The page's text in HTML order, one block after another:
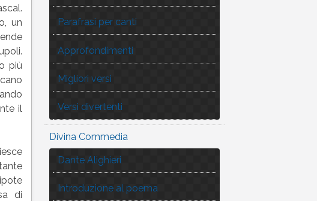
un
più
il
di
Parafrasi per canti
Approfondimenti
Migliori versi
Versi divertenti
Divina Commedia
Dante Alighieri
Introduzione al poema